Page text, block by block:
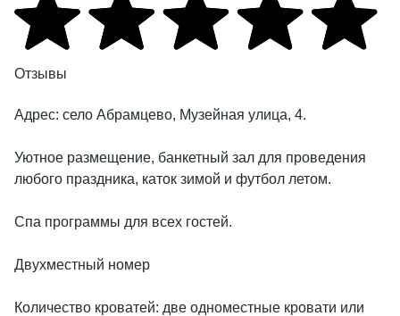
Отзывы
Адрес: село Абрамцево, Музейная улица, 4.
Уютное размещение, банкетный зал для проведения
любого праздника, каток зимой и футбол летом.
Спа программы для всех гостей.
Двухместный номер
Количество кроватей: две одноместные кровати или